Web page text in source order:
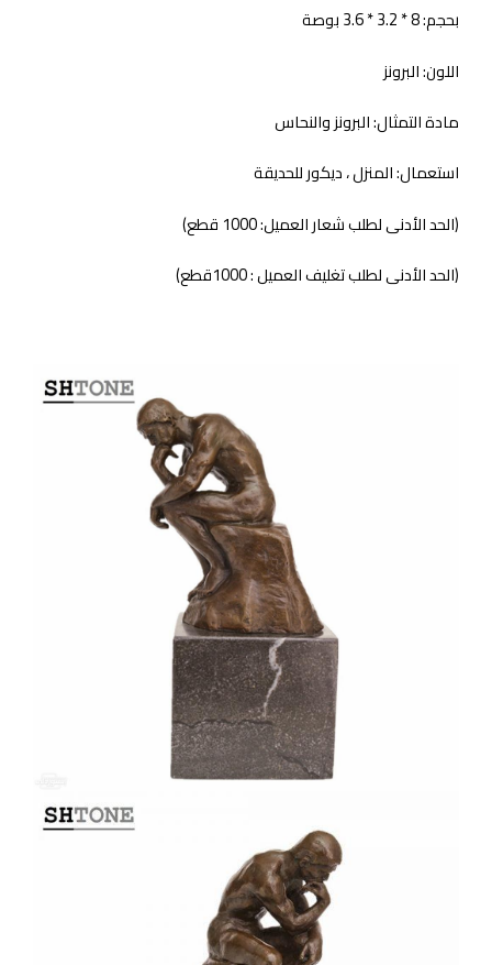
بحجم: 8 * 3.2 * 3.6 بوصة
اللون: البرونز
مادة التمثال: البرونز والنحاس
استعمال: المنزل ، ديكور للحديقة
(الحد الأدنى لطلب شعار العميل: 1000 قطع)
(الحد الأدنى لطلب تغليف العميل : 1000قطع)